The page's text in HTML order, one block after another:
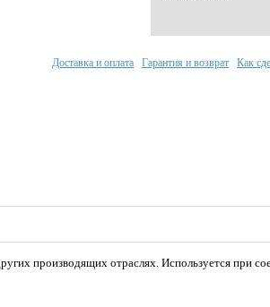
производящих отраслях. Используется при
Доставка и оплата Гарантия и возврат Как